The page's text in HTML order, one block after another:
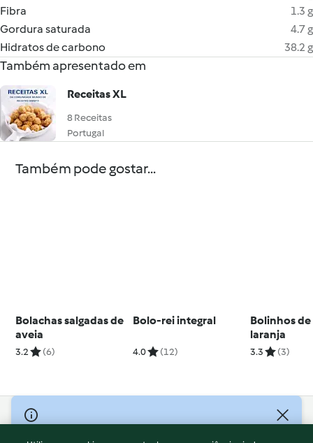
Fibra
1.3 g
Gordura saturada
4.7 g
Hidratos de carbono
38.2 g
Também apresentado em
Receitas XL
8 Receitas
Portugal
Também pode gostar...
Bolachas salgadas de
aveia
3.2 (6)
Bolo-rei integral
4.0 (12)
Bolinhos de
laranja
3.3 (3)
© Copyright 2026